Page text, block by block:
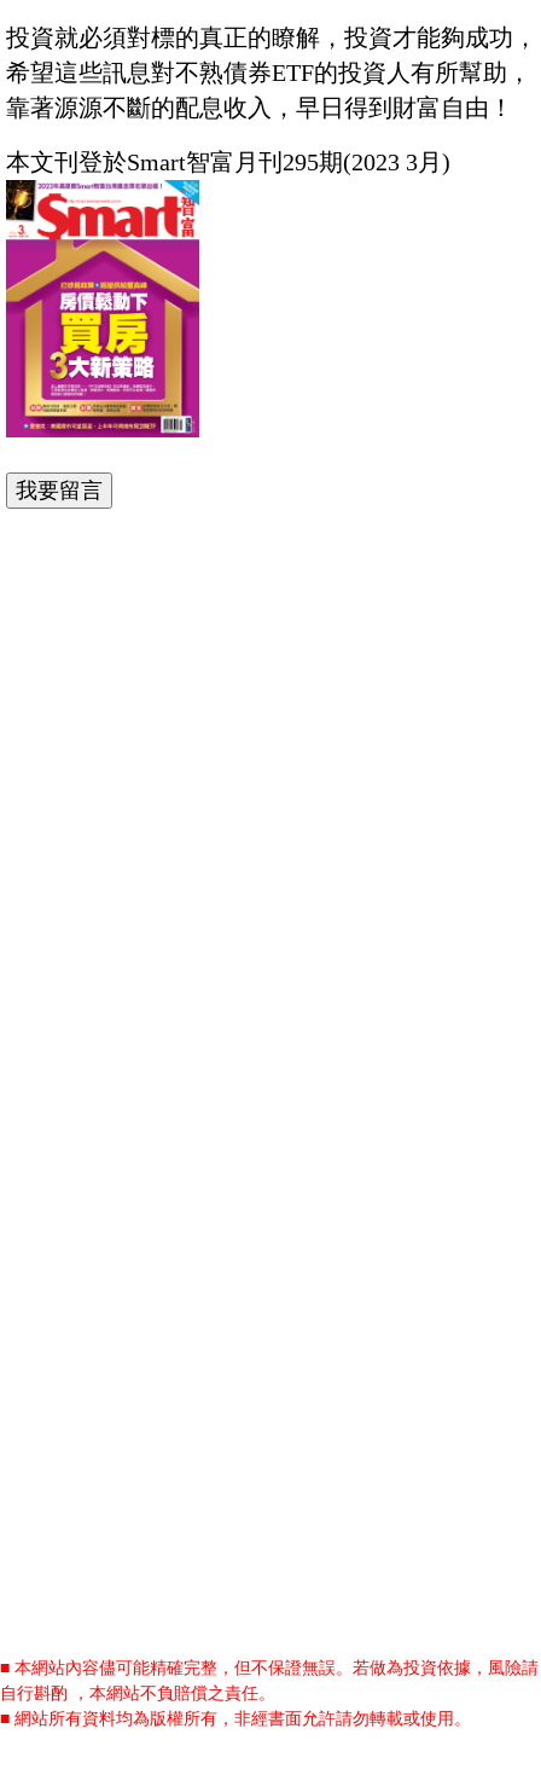
投資就必須對標的真正的瞭解，投資才能夠成功，
希望這些訊息對不熟債券ETF的投資人有所幫助，
靠著源源不斷的配息收入，早日得到財富自由！
本文刊登於Smart智富月刊295期(2023 3月)
■ 本網站內容儘可能精確完整，但不保證無誤。若做為投資依據，風險請
自行斟酌 ，本網站不負賠償之責任。
■ 網站所有資料均為版權所有，非經書面允許請勿轉載或使用。